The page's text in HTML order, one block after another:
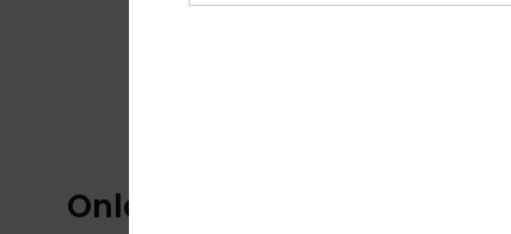
Onlangs bekeken